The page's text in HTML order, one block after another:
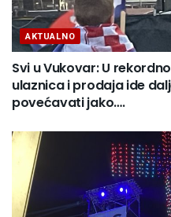
AKTUALNO
Svi u Vukovar: U
ulaznica i prodaja ide
povećavati jako….